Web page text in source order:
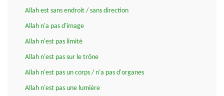
Allah est sans endroit / sans direction
Allah n'a pas d'image
Allah n'est pas limité
Allah n'est pas sur le trône
Allah n'est pas un corps / n'a pas d'organes
Allah n'est pas une lumière